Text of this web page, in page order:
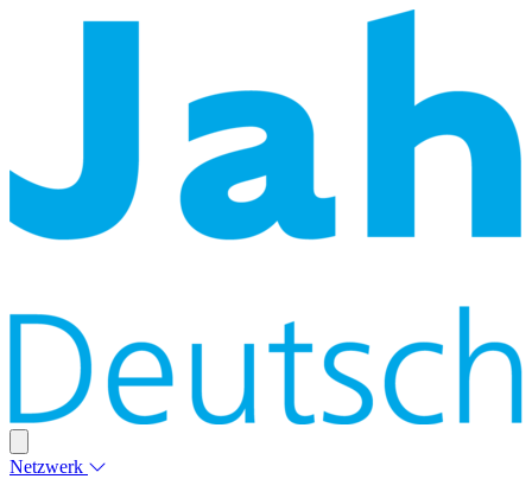
Netzwerk